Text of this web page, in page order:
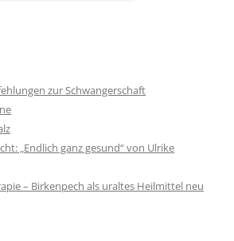
zur Schwangerschaft
„Endlich ganz gesund“ von Ulrike
– Birkenpech als uraltes Heilmittel neu